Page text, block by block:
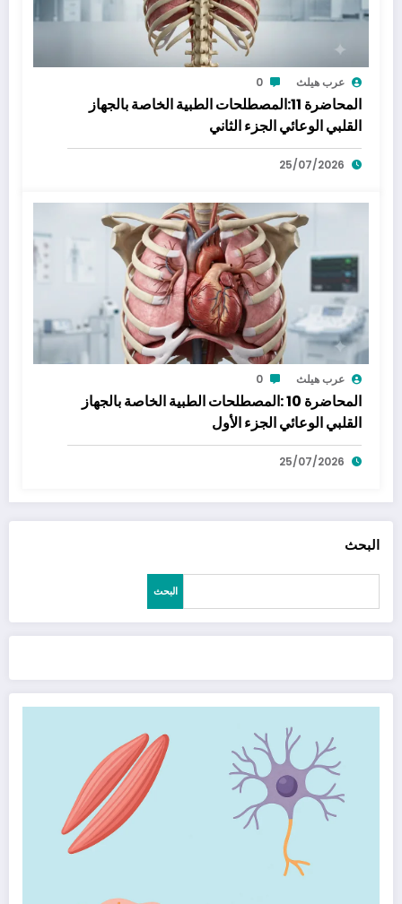
عرب هيلث 0
المحاضرة 11:المصطلحات الطبية الخاصة بالجهاز
القلبي الوعائي الجزء الثاني
25/07/2026
عرب هيلث 0
المحاضرة 10 :المصطلحات الطبية الخاصة بالجهاز
القلبي الوعائي الجزء الأول
25/07/2026
البحث
البحث